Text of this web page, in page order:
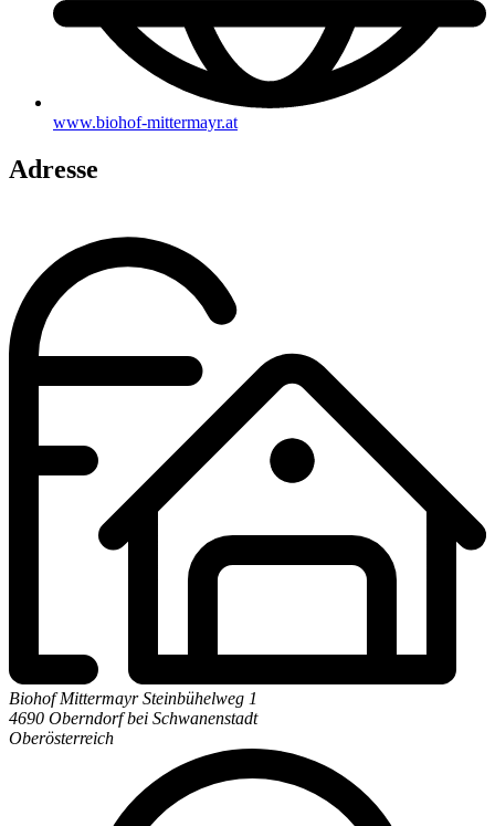
www.biohof-mittermayr.at
Adresse
Biohof Mittermayr Steinbühelweg 1
4690 Oberndorf bei Schwanenstadt
Oberösterreich